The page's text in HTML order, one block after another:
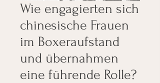
Wie engagierten sich
chinesische Frauen
im Boxeraufstand
und übernahmen
eine führende Rolle?